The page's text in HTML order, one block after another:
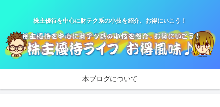
株主優待を中心に財テク系の小技を紹介、お得にいこう！
本ブログについて